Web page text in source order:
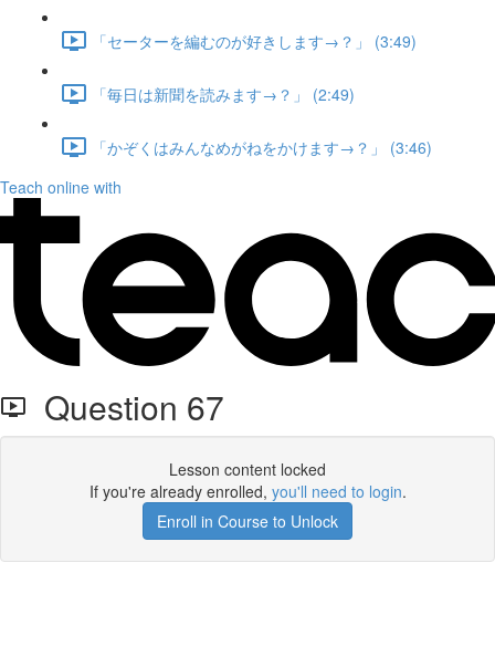
「セーターを編むのが好きします→？」 (3:49)
「毎日は新聞を読みます→？」 (2:49)
「かぞくはみんなめがねをかけます→？」 (3:46)
Teach online with
Question 67
Lesson content locked
If you're already enrolled, you'll need to login.
Enroll in Course to Unlock